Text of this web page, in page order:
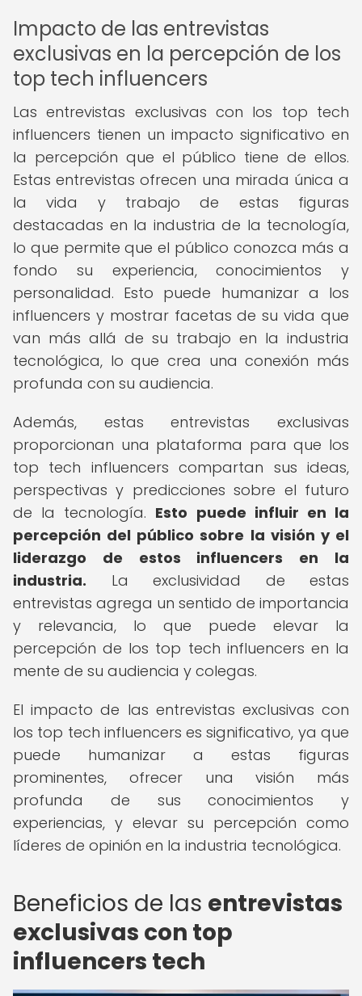
Impacto de las entrevistas
exclusivas en la percepción de los
top tech influencers
Las entrevistas exclusivas con los top tech
influencers tienen un impacto significativo en
la percepción que el público tiene de ellos.
Estas entrevistas ofrecen una mirada única a
la vida y trabajo de estas figuras
destacadas en la industria de la tecnología,
lo que permite que el público conozca más a
fondo su experiencia, conocimientos y
personalidad. Esto puede humanizar a los
influencers y mostrar facetas de su vida que
van más allá de su trabajo en la industria
tecnológica, lo que crea una conexión más
profunda con su audiencia.
Además, estas entrevistas exclusivas
proporcionan una plataforma para que los
top tech influencers compartan sus ideas,
perspectivas y predicciones sobre el futuro
de la tecnología. Esto puede influir en la
percepción del público sobre la visión y el
liderazgo de estos influencers en la
industria. La exclusividad de estas
entrevistas agrega un sentido de importancia
y relevancia, lo que puede elevar la
percepción de los top tech influencers en la
mente de su audiencia y colegas.
El impacto de las entrevistas exclusivas con
los top tech influencers es significativo, ya que
puede humanizar a estas figuras
prominentes, ofrecer una visión más
profunda de sus conocimientos y
experiencias, y elevar su percepción como
líderes de opinión en la industria tecnológica.
Beneficios de las entrevistas
exclusivas con top
influencers tech